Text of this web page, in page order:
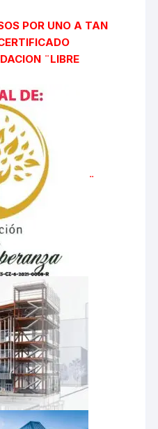
POR UNO A TAN
¨LIBRE
¨